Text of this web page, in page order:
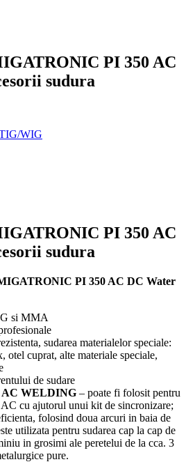
PI 350 AC
sudura
WIG
PI 350 AC
sudura
PI 350 AC DC Water
si MMA
sudarea materialelor speciale:
otel cuprat, alte materiale speciale,
de sudare
AC WELDING – poate fi folosit pentru
cu ajutorul unui kit de sincronizare;
folosind doua arcuri in baia de
utilizata pentru sudarea cap la cap de
in grosimi ale peretelui de la cca. 3
pure.